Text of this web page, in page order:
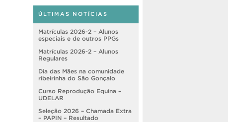
ÚLTIMAS NOTÍCIAS
Matrículas 2026-2 – Alunos
especiais e de outros PPGs
Matrículas 2026-2 – Alunos
Regulares
Dia das Mães na comunidade
ribeirinha do São Gonçalo
Curso Reprodução Equina –
UDELAR
Seleção 2026 – Chamada Extra
– PAPIN – Resultado